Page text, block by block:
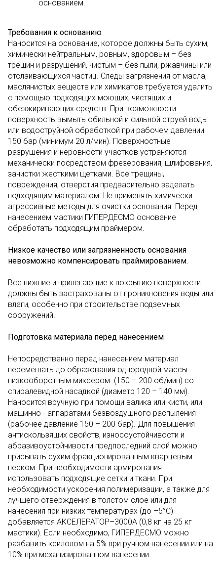
основанием.
Требования к основанию
Наносится на основание, которое должны быть сухим,
химически нейтральным, ровным, здоровым – без
трещин и разрушений, чистым – без пыли, ржавчины или
отслаивающихся частиц. Следы загрязнения от масла,
маслянистых веществ или химикатов требуется удалить
с помощью подходящих моющих, чистящих и
обезжиривающих средств. При возможности
поверхность вымыть обильной и сильной струей воды
или водоструйной обработкой при рабочем давлении
150 бар (минимум 20 л/мин). Поверхностные
разрушения и неровности участков устраняются
механически посредством фрезерования, шлифования,
зачистки жесткими щетками. Все трещины,
повреждения, отверстия предварительно заделать
подходящим материалом. Не применять химически
агрессивные методы для очистки основания. Перед
нанесением мастики ГИПЕРДЕСМО основание
обработать подходящим праймером.
Низкое качество или загрязненность основания
невозможно компенсировать праймированием.
Все нижние и прилегающие к покрытию поверхности
должны быть застрахованы от проникновения воды или
влаги, особенно при строительстве подземных
сооружений.
Подготовка материала перед нанесением
Непосредственно перед нанесением материал
перемешать до образования однородной массы
низкооборотным миксером (150 – 200 об/мин) со
спиралевидной насадкой (диаметр 120 – 140 мм).
Наносится вручную при помощи валика или кисти, или
машинно - аппаратами безвоздушного распыления
(рабочее давление 150 – 200 бар). Для повышения
антискользящих свойств, износоустойчивости и
абразивоустойчивости предпоследний слой можно
присыпать сухим фракционированным кварцевым
песком. При необходимости армирования
использовать подходящие сетки и ткани. При
необходимости ускорения полимеризации, а также для
лучшего отверждения в толстом слое или для
нанесения при низких температурах (до –5°С)
добавляется АКСЕЛЕРАТОР–3000А (0,8 кг на 25 кг
мастики). Если необходимо, ГИПЕРДЕСМО можно
разбавить ксилолом на 5% при ручном нанесении или на
10% при механизированном нанесении.